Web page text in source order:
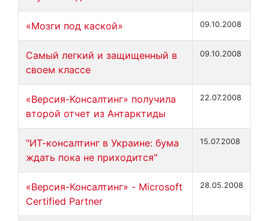
«Мозги под каской» 09.10.2008
Самый легкий и защищенный в
своем классе
09.10.2008
«Версия-Консалтинг» получила
второй отчет из Антарктиды
22.07.2008
"ИТ-консалтинг в Украине: бума
ждать пока не приходится"
15.07.2008
«Версия-Консалтинг» - Microsoft
Certified Partner
28.05.2008